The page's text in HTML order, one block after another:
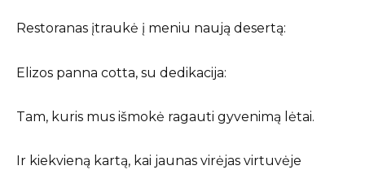
Restoranas įtraukė į meniu naują desertą:
Elizos panna cotta, su dedikacija:
Tam, kuris mus išmokė ragauti gyvenimą lėtai.
Ir kiekvieną kartą, kai jaunas virėjas virtuvėje